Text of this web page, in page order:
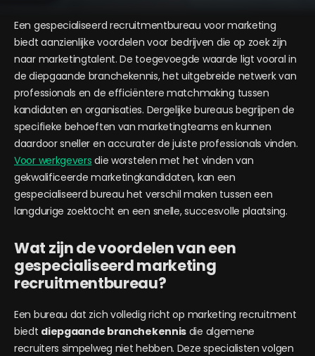
Een gespecialiseerd recruitmentbureau voor marketing
biedt aanzienlijke voordelen voor bedrijven die op zoek zijn
naar marketingtalent. De toegevoegde waarde ligt vooral in
de diepgaande branchekennis, het uitgebreide netwerk van
professionals en de efficiëntere matchmaking tussen
kandidaten en organisaties. Dergelijke bureaus begrijpen de
specifieke behoeften van marketingteams en kunnen
daardoor sneller en accurater de juiste professionals vinden.
Voor werkgevers die worstelen met het vinden van
gekwalificeerde marketingkandidaten, kan een
gespecialiseerd bureau het verschil maken tussen een
langdurige zoektocht en een snelle, succesvolle plaatsing.
Wat zijn de voordelen van een
gespecialiseerd marketing
recruitmentbureau?
Een bureau dat zich volledig richt op marketing recruitment
biedt diepgaande branchekennis die algemene
recruiters simpelweg niet hebben. Deze specialisten volgen